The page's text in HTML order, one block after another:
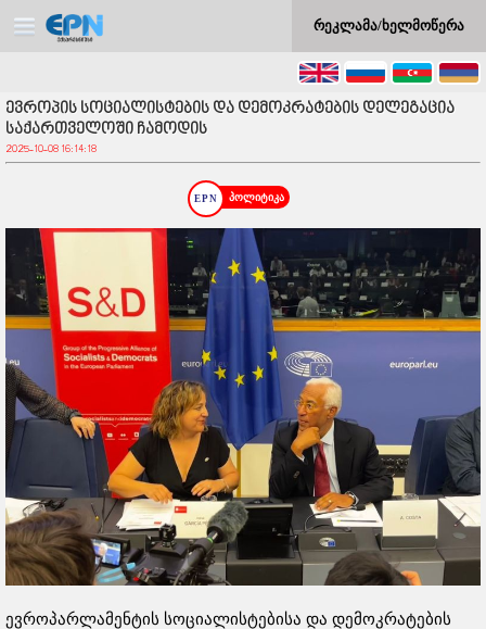
რეკლამა/ხელმოწერა
ევროპის სოციალისტების და დემოკრატების დელეგაცია
საქართველოში ჩამოდის
2025-10-08 16:14:18
პოლიტიკა
ევროპარლამენტის სოციალისტებისა და დემოკრატების